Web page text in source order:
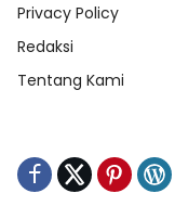
Privacy Policy
Redaksi
Tentang Kami